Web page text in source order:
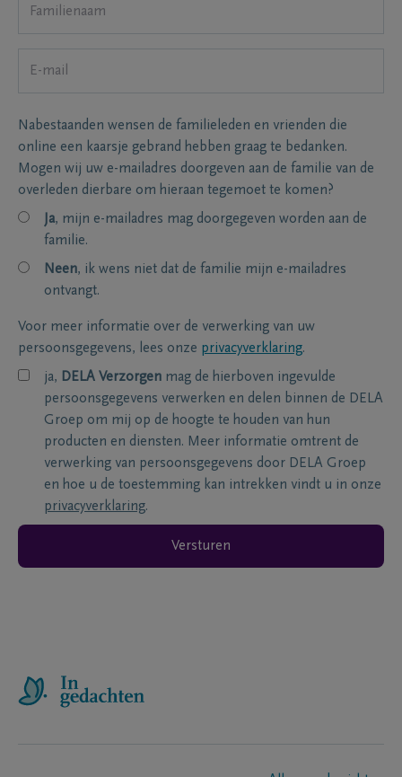
Nabestaanden wensen de familieleden en vrienden die
online een kaarsje gebrand hebben graag te bedanken.
Mogen wij uw e-mailadres doorgeven aan de familie van de
overleden dierbare om hieraan tegemoet te komen?
Ja, mijn e-mailadres mag doorgegeven worden aan de
familie.
Neen, ik wens niet dat de familie mijn e-mailadres
ontvangt.
Voor meer informatie over de verwerking van uw
persoonsgegevens, lees onze privacyverklaring.
ja, DELA Verzorgen mag de hierboven ingevulde
persoonsgegevens verwerken en delen binnen de DELA
Groep om mij op de hoogte te houden van hun
producten en diensten. Meer informatie omtrent de
verwerking van persoonsgegevens door DELA Groep
en hoe u de toestemming kan intrekken vindt u in onze
privacyverklaring.
Versturen